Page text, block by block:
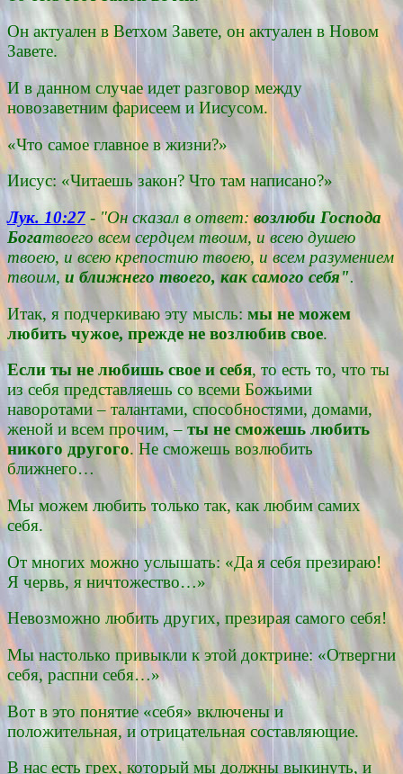
Он актуален в Ветхом Завете, он актуален в Новом
Завете.
И в данном случае идет разговор между
новозаветним фарисеем и Иисусом.
«Что самое главное в жизни?»
Иисус: «Читаешь закон? Что там написано?»
Лук. 10:27 - "Он сказал в ответ: возлюби Господа
Богатвоего всем сердцем твоим, и всею душею
твоею, и всею крепостию твоею, и всем разумением
твоим, и ближнего твоего, как самого себя".
Итак, я подчеркиваю эту мысль: мы не можем
любить чужое, прежде не возлюбив свое.
Если ты не любишь свое и себя, то есть то, что ты
из себя представляешь со всеми Божьими
наворотами – талантами, способностями, домами,
женой и всем прочим, – ты не сможешь любить
никого другого. Не сможешь возлюбить
ближнего…
Мы можем любить только так, как любим самих
себя.
От многих можно услышать: «Да я себя презираю!
Я червь, я ничтожество…»
Невозможно любить других, презирая самого себя!
Мы настолько привыкли к этой доктрине: «Отвергни
себя, распни себя…»
Вот в это понятие «себя» включены и
положительная, и отрицательная составляющие.
В нас есть грех, который мы должны выкинуть, и